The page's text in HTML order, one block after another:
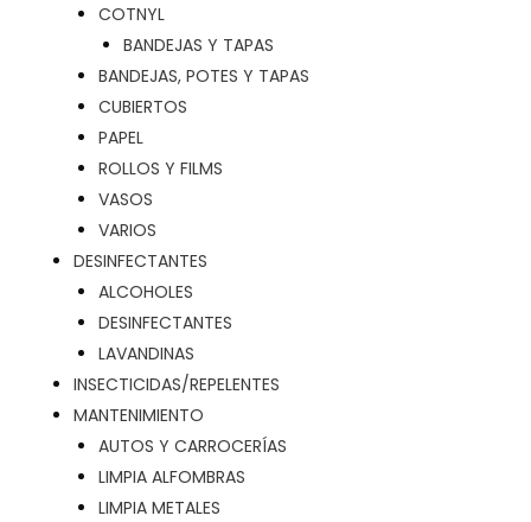
COTNYL
BANDEJAS Y TAPAS
BANDEJAS, POTES Y TAPAS
CUBIERTOS
PAPEL
ROLLOS Y FILMS
VASOS
VARIOS
DESINFECTANTES
ALCOHOLES
DESINFECTANTES
LAVANDINAS
INSECTICIDAS/REPELENTES
MANTENIMIENTO
AUTOS Y CARROCERÍAS
LIMPIA ALFOMBRAS
LIMPIA METALES